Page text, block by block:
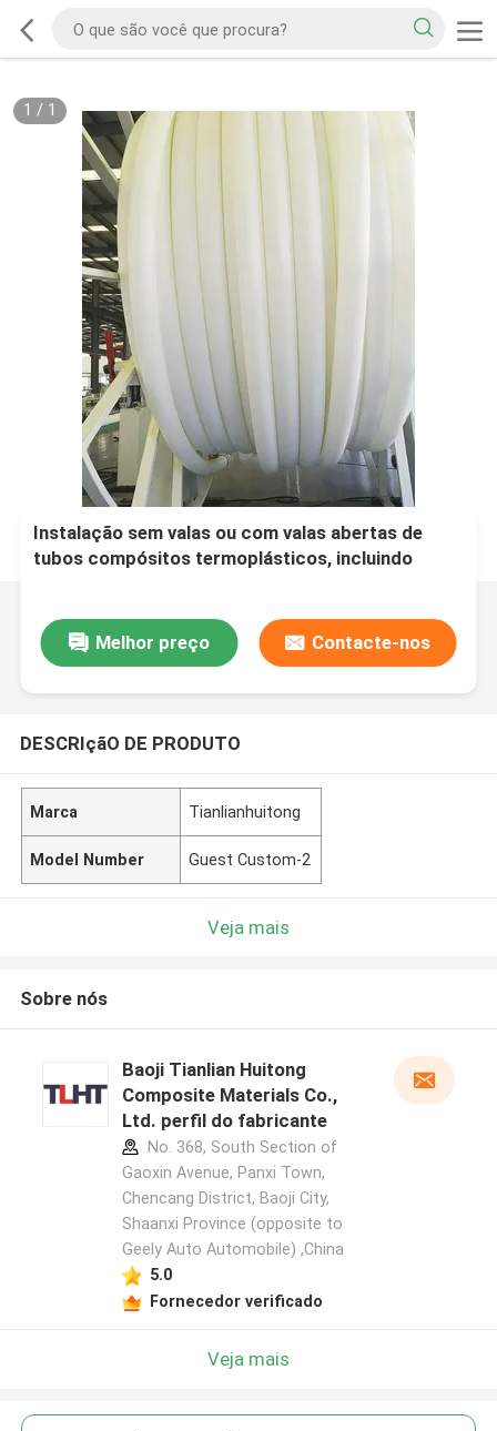
1 / 1
Instalação sem valas ou com valas abertas de
tubos compósitos termoplásticos, incluindo
Melhor preço
Contacte-nos
DESCRIçãO DE PRODUTO
Marca Tianlianhuitong
Model Number Guest Custom-2
Veja mais
Sobre nós
Baoji Tianlian Huitong
Composite Materials Co.,
Ltd. perfil do fabricante
No. 368, South Section of
Gaoxin Avenue, Panxi Town,
Chencang District, Baoji City,
Shaanxi Province (opposite to
Geely Auto Automobile) ,China
5.0
Fornecedor verificado
Veja mais